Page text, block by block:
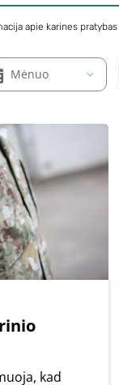
apie karines pratybas
Mėnuo
kad